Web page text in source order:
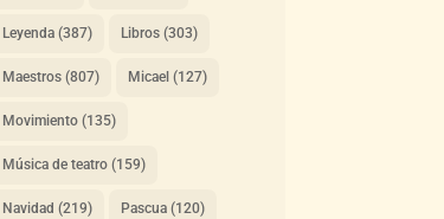
Leyenda(387) Libros(303)
Maestros(807) Micael (127)
Movimiento(135)
Música de teatro(159)
Navidad (219) Pascua(120)